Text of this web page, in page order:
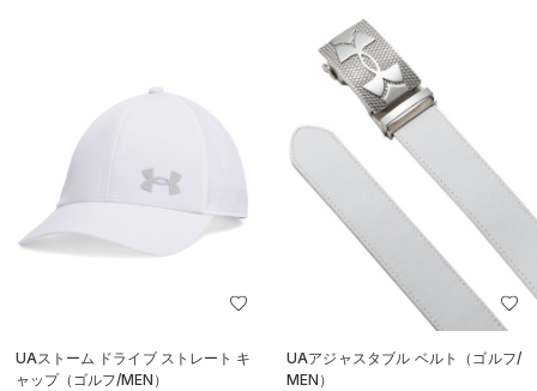
UAストーム ドライブ ストレート キ
ャップ（ゴルフ/MEN）
UAアジャスタブル ベルト（ゴルフ/
MEN）